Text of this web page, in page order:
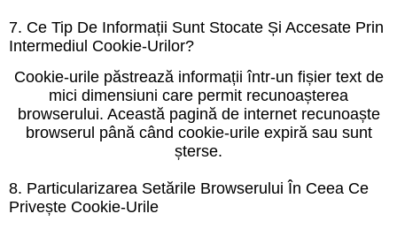
7. Ce Tip De Informații Sunt Stocate Și Accesate Prin
Intermediul Cookie-Urilor?
Cookie-urile păstrează informații într-un fișier text de
mici dimensiuni care permit recunoașterea
browserului. Această pagină de internet recunoaște
browserul până când cookie-urile expiră sau sunt
șterse.
8. Particularizarea Setările Browserului În Ceea Ce
Privește Cookie-Urile